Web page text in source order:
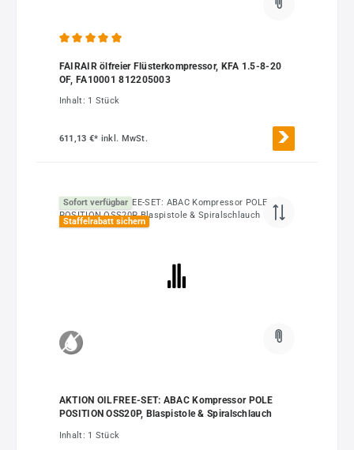
FAIRAIR ölfreier Flüsterkompressor, KFA 1.5-8-20
OF, FA10001 812205003
Inhalt: 1 Stück
611,13 €* inkl. MwSt.
Sofort verfügbar
Staffelrabatt sichern
AKTION OILFREE-SET: ABAC Kompressor POLE
POSITION OSS20P, Blaspistole & Spiralschlauch
Inhalt: 1 Stück